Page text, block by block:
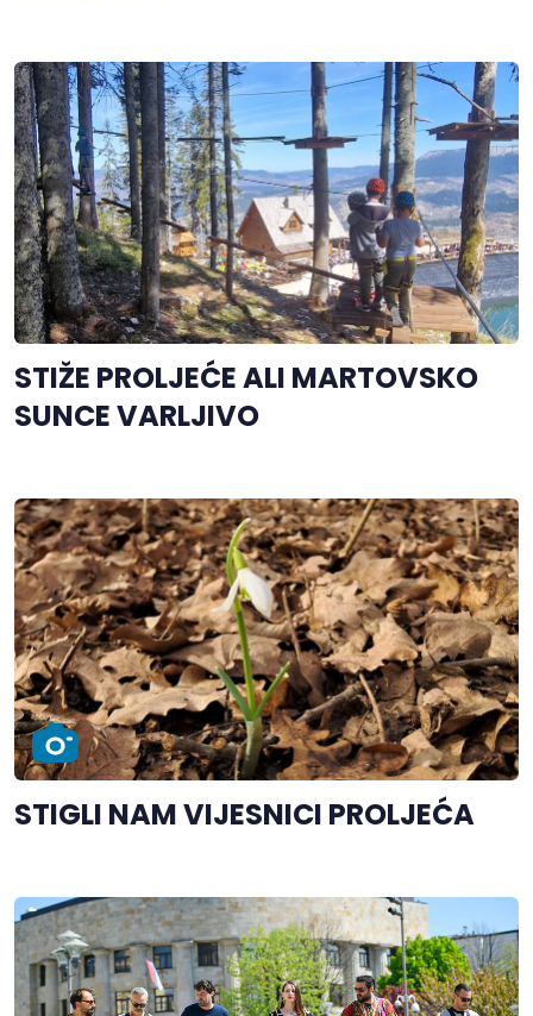
STIŽE PROLJEĆE ALI MARTOVSKO
SUNCE VARLJIVO
STIGLI NAM VIJESNICI PROLJEĆA